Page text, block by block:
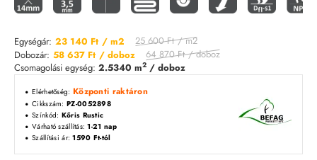
Egységár: 23 140 Ft / m2 25 600 Ft / m2
Dobozár: 58 637 Ft / doboz 64 870 Ft / doboz
Csomagolási egység: 2.5340 m2 / doboz
Elérhetőség: Központi raktáron
Cikkszám: PZ-0052898
Színkód: Kőris Rustic
Várható szállítás: 1-21 nap
Szállítási ár: 1590 Ft-tól